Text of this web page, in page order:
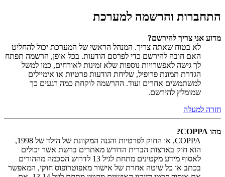
התחברות והרשמה למערכת
מדוע אני צריך להירשם?
לא בטוח שאתה צריך. המנהל הראשי של המערכת יכול להחליט
האם חובה להירשם כדי לפרסם הודעות. בכל אופן, הרשמה תפתח
לך גישה לאפשרויות נוספות שלא זמינות לאורחים, כמו למשל
הגדרת תמונת פרופיל, שליחת הודעות פרטיות או אימיילים
למשתמשים אחרים ועוד. ההרשמה לוקחת כמה רגעים כך
שמומלץ להירשם.
חזרה למעלה
מהו COPPA?
COPPA, או החוק לפרטיות והגנה המקוונת של הילד של 1998,
הוא חוק בארצות הברית הדורש מאתרים ברשת אשר יכולים
לאסוף מידע מקטינים מתחת לגיל 13 לדרוש הסכמה מההורים
בכתב או כל שיטה אחרת של אישור מאפוטרופוס חוקי, המאפשר